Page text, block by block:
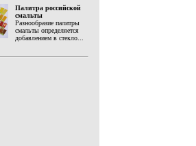
Палитра российской
смальты
Разнообразие палитры
смальты определяется
добавлением в стекло...